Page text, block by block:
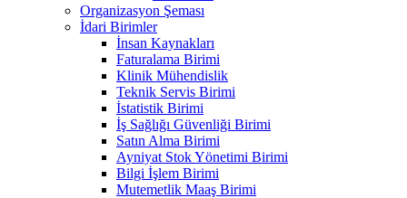
Organizasyon Şeması
İdari Birimler
İnsan Kaynakları
Faturalama Birimi
Klinik Mühendislik
Teknik Servis Birimi
İstatistik Birimi
İş Sağlığı Güvenliği Birimi
Satın Alma Birimi
Ayniyat Stok Yönetimi Birimi
Bilgi İşlem Birimi
Mutemetlik Maaş Birimi